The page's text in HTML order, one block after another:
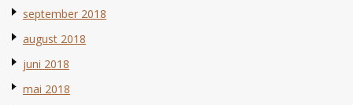
september 2018
august 2018
juni 2018
mai 2018